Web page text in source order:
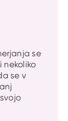
se
nekoliko
se v